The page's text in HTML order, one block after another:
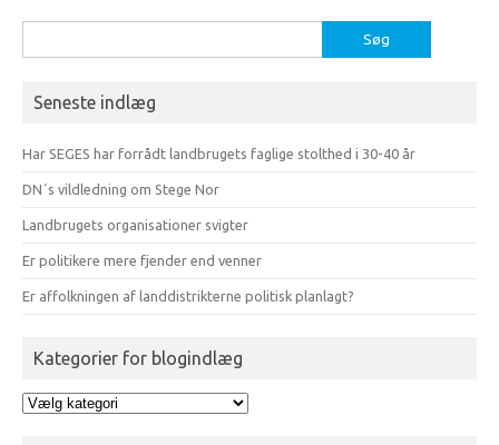
efter:
Seneste indlæg
Har SEGES har forrådt landbrugets faglige stolthed i 30-40 år
DN´s vildledning om Stege Nor
Landbrugets organisationer svigter
Er politikere mere fjender end venner
Er affolkningen af landdistrikterne politisk planlagt?
Kategorier for blogindlæg
Kategorier